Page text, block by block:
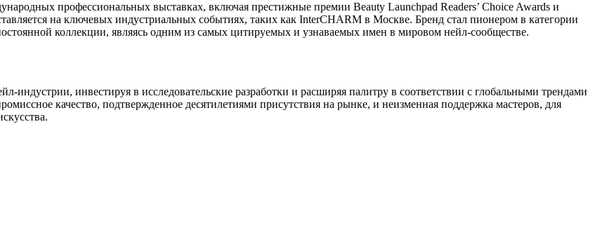
профессиональных выставках, включая престижные премии Beauty Launchpad Readers’ Choice Awards и
на ключевых индустриальных событиях, таких как InterCHARM в Москве. Бренд стал пионером в категории
коллекции, являясь одним из самых цитируемых и узнаваемых имен в мировом нейл-сообществе.
индустрии, инвестируя в исследовательские разработки и расширяя палитру в соответствии с глобальными трендами
качество, подтвержденное десятилетиями присутствия на рынке, и неизменная поддержка мастеров, для